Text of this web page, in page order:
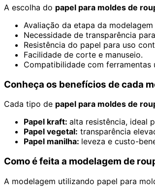
A escolha do papel para moldes de
Avaliação da etapa da
Necessidade de transparência
Resistência do papel para uso
Facilidade de corte e manuseio.
Compatibilidade com ferramentas
Conheça os benefícios de cada
Cada tipo de papel para moldes de
Papel kraft: alta resistência, ideal
Papel vegetal: transparência
Papel manilha: leveza e custo-
Como é feita a modelagem de
A modelagem utilizando papel para